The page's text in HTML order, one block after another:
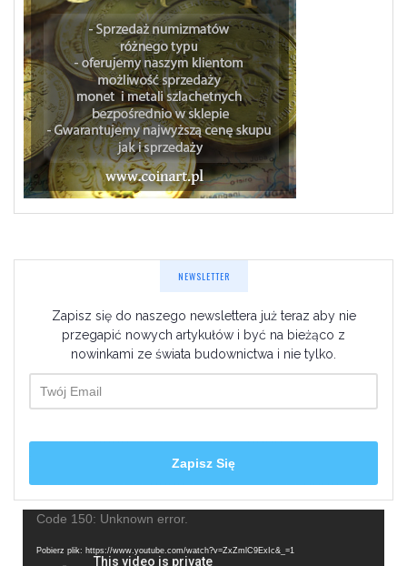
NEWSLETTER
Zapisz się do naszego newslettera już teraz aby nie
przegapić nowych artykułów i być na bieżąco z
nowinkami ze świata budownictwa i nie tylko.
Odtwarzacz
Code 150: Unknown error.
Pobierz plik: https://www.youtube.com/watch?v=ZxZmlC9ExIc&_=1